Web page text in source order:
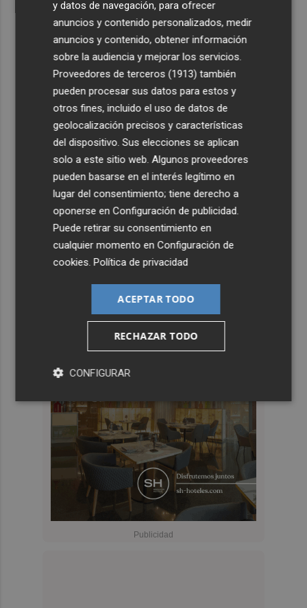
y datos de navegación, para ofrecer
anuncios y contenido personalizados, medir
anuncios y contenido, obtener información
sobre la audiencia y mejorar los servicios.
Proveedores de terceros (1913) también
pueden procesar sus datos para estos y
otros fines, incluido el uso de datos de
geolocalización precisos y características
del dispositivo. Sus elecciones se aplican
solo a este sitio web. Algunos proveedores
pueden basarse en el interés legítimo en
lugar del consentimiento; tiene derecho a
oponerse enConfiguración de publicidad
Puede retirar su consentimiento en
cualquier momento enConfiguración de
cookies .Política de privacidad
ACEPTAR TODO
RECHAZAR TODO
CONFIGURAR